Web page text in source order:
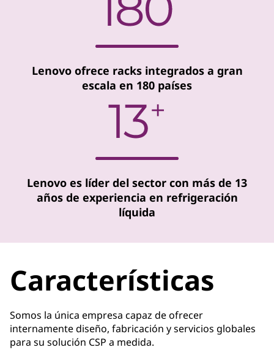
Lenovo ofrece racks integrados a gran
escala en 180 países
Lenovo es líder del sector con más de 13
años de experiencia en refrigeración
líquida
Características
Somos la única empresa capaz de ofrecer
internamente diseño, fabricación y servicios globales
para su solución CSP a medida.